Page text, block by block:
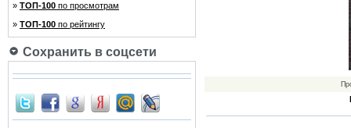
» ТОП-100 по просмотрам
» ТОП-100 по рейтингу
Сохранить в соцсети